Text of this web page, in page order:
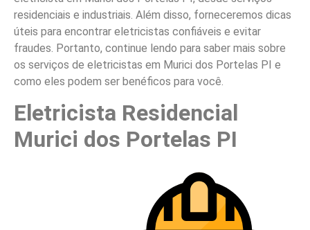
residenciais e industriais. Além disso, forneceremos dicas
úteis para encontrar eletricistas confiáveis e evitar
fraudes. Portanto, continue lendo para saber mais sobre
os serviços de eletricistas em Murici dos Portelas PI e
como eles podem ser benéficos para você.
Eletricista Residencial
Murici dos Portelas PI